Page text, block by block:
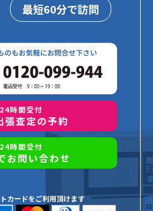
最短60分で訪問
24時間受付
張査定の予約
24時間受付
お問い合わせ
カードをご利用頂けます